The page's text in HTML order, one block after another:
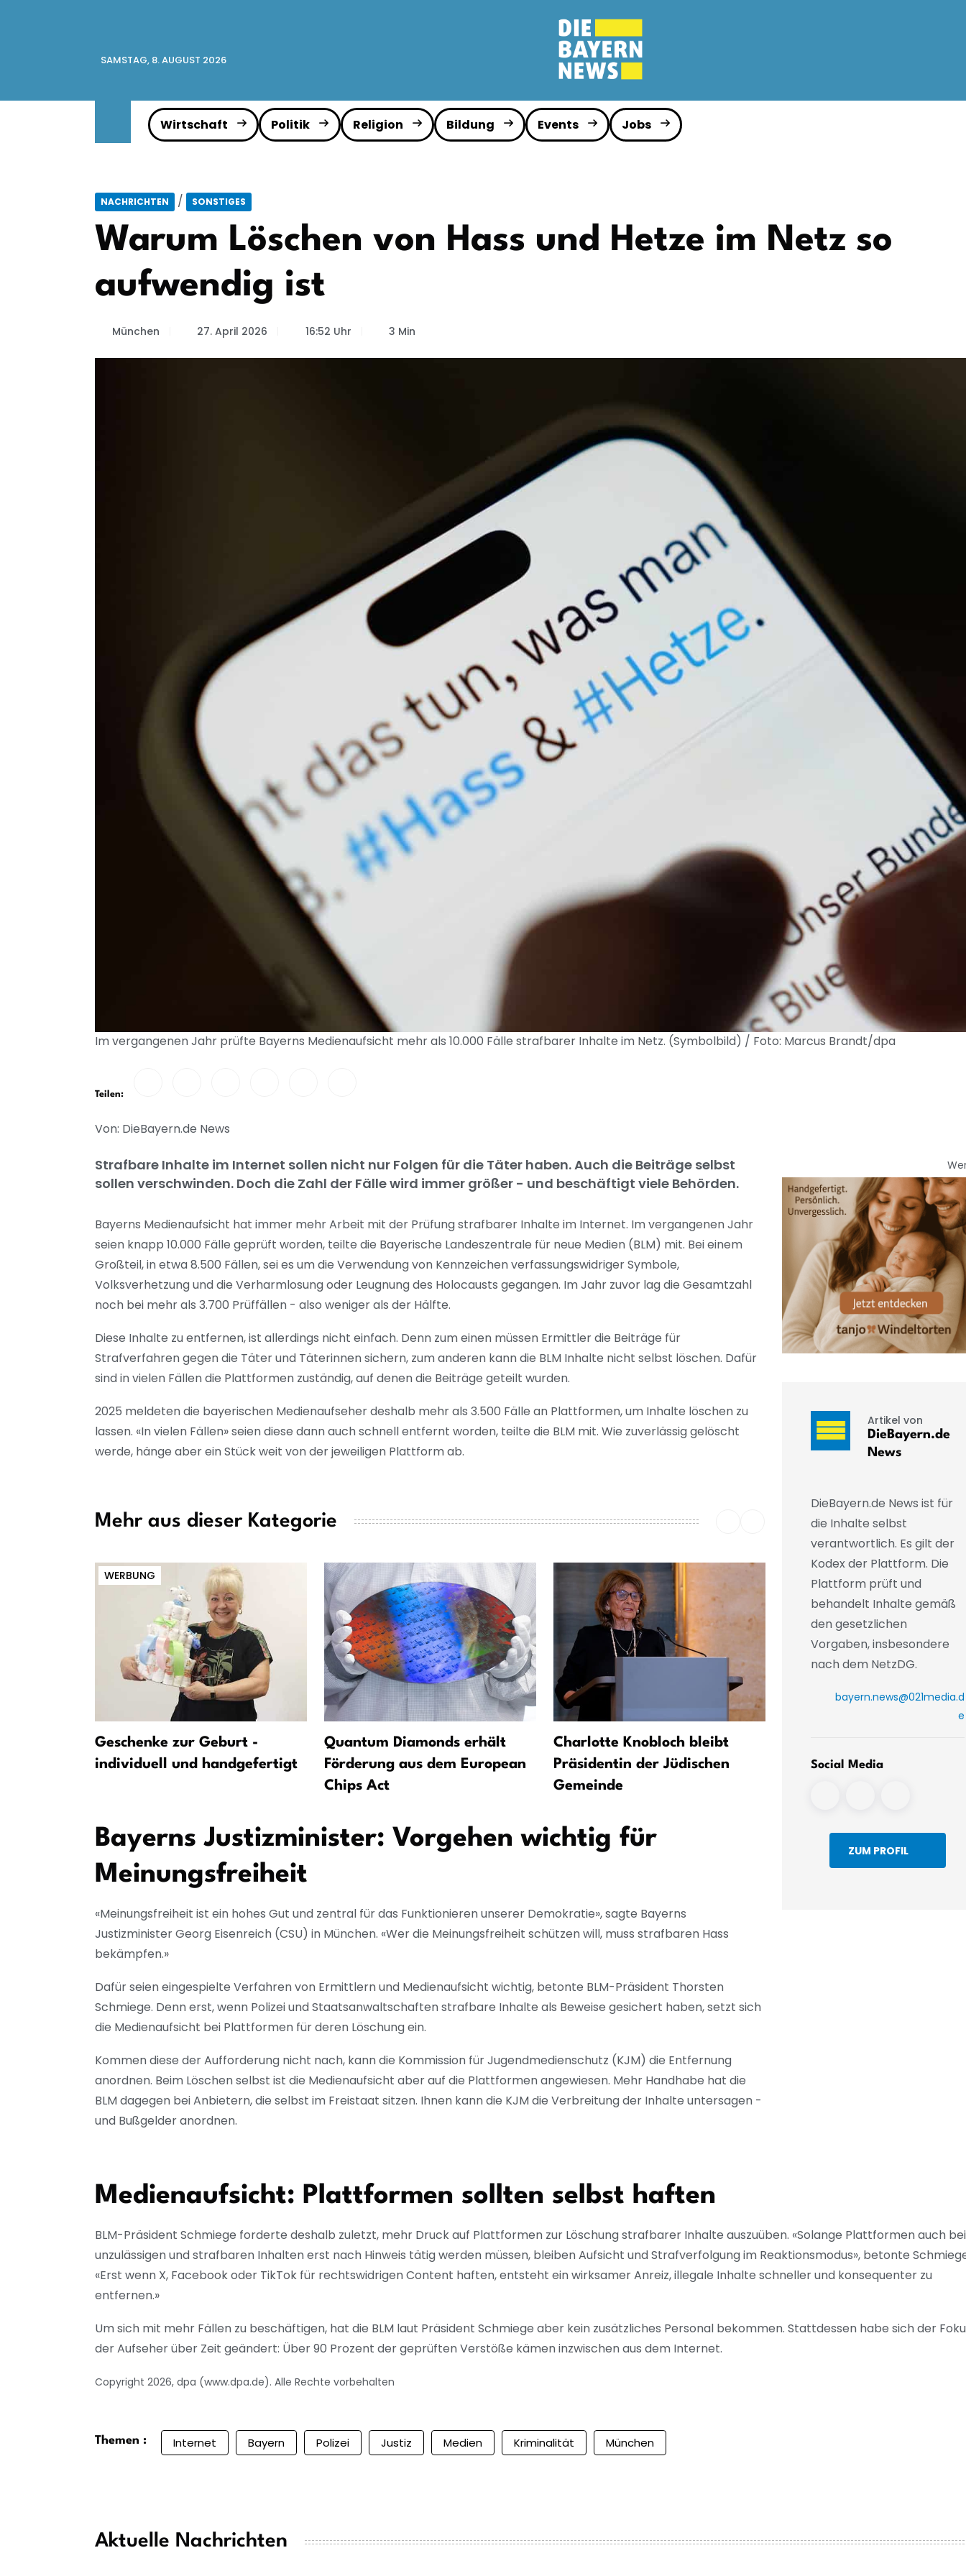
SAMSTAG, 8. AUGUST 2026
Wirtschaft Politik Religion Bildung Events Jobs
NACHRICHTEN / SONSTIGES
Warum Löschen von Hass und Hetze im Netz so
aufwendig ist
München 27. April 2026 16:52 Uhr 3 Min
Im vergangenen Jahr prüfte Bayerns Medienaufsicht mehr als 10.000 Fälle strafbarer Inhalte im Netz. (Symbolbild) / Foto: Marcus Brandt/dpa
Teilen:
Von: DieBayern.de News
Strafbare Inhalte im Internet sollen nicht nur Folgen für die Täter haben. Auch die Beiträge selbst
sollen verschwinden. Doch die Zahl der Fälle wird immer größer - und beschäftigt viele Behörden.
Bayerns Medienaufsicht hat immer mehr Arbeit mit der Prüfung strafbarer Inhalte im Internet. Im vergangenen Jahr
seien knapp 10.000 Fälle geprüft worden, teilte die Bayerische Landeszentrale für neue Medien (BLM) mit. Bei einem
Großteil, in etwa 8.500 Fällen, sei es um die Verwendung von Kennzeichen verfassungswidriger Symbole,
Volksverhetzung und die Verharmlosung oder Leugnung des Holocausts gegangen. Im Jahr zuvor lag die Gesamtzahl
noch bei mehr als 3.700 Prüffällen - also weniger als der Hälfte.
Diese Inhalte zu entfernen, ist allerdings nicht einfach. Denn zum einen müssen Ermittler die Beiträge für
Strafverfahren gegen die Täter und Täterinnen sichern, zum anderen kann die BLM Inhalte nicht selbst löschen. Dafür
sind in vielen Fällen die Plattformen zuständig, auf denen die Beiträge geteilt wurden.
2025 meldeten die bayerischen Medienaufseher deshalb mehr als 3.500 Fälle an Plattformen, um Inhalte löschen zu
lassen. «In vielen Fällen» seien diese dann auch schnell entfernt worden, teilte die BLM mit. Wie zuverlässig gelöscht
werde, hänge aber ein Stück weit von der jeweiligen Plattform ab.
Mehr aus dieser Kategorie
WERBUNG
Geschenke zur Geburt -
individuell und handgefertigt
Quantum Diamonds erhält
Förderung aus dem European
Chips Act
Charlotte Knobloch bleibt
Präsidentin der Jüdischen
Gemeinde
in Bayern 2025 – Zahl
Bayerns Justizminister: Vorgehen wichtig für
Meinungsfreiheit
«Meinungsfreiheit ist ein hohes Gut und zentral für das Funktionieren unserer Demokratie», sagte Bayerns
Justizminister Georg Eisenreich (CSU) in München. «Wer die Meinungsfreiheit schützen will, muss strafbaren Hass
bekämpfen.»
Dafür seien eingespielte Verfahren von Ermittlern und Medienaufsicht wichtig, betonte BLM-Präsident Thorsten
Schmiege. Denn erst, wenn Polizei und Staatsanwaltschaften strafbare Inhalte als Beweise gesichert haben, setzt sich
die Medienaufsicht bei Plattformen für deren Löschung ein.
Kommen diese der Aufforderung nicht nach, kann die Kommission für Jugendmedienschutz (KJM) die Entfernung
anordnen. Beim Löschen selbst ist die Medienaufsicht aber auf die Plattformen angewiesen. Mehr Handhabe hat die
BLM dagegen bei Anbietern, die selbst im Freistaat sitzen. Ihnen kann die KJM die Verbreitung der Inhalte untersagen -
und Bußgelder anordnen.
Artikel von
DieBayern.de
News
DieBayern.de News ist für
die Inhalte selbst
verantwortlich. Es gilt der
Kodex der Plattform. Die
Plattform prüft und
behandelt Inhalte gemäß
den gesetzlichen
Vorgaben, insbesondere
nach dem NetzDG.
bayern.news@021media.d
e
Social Media
ZUM PROFIL
Medienaufsicht: Plattformen sollten selbst haften
BLM-Präsident Schmiege forderte deshalb zuletzt, mehr Druck auf Plattformen zur Löschung strafbarer Inhalte auszuüben. «Solange Plattformen auch bei
unzulässigen und strafbaren Inhalten erst nach Hinweis tätig werden müssen, bleiben Aufsicht und Strafverfolgung im Reaktionsmodus», betonte
«Erst wenn X, Facebook oder TikTok für rechtswidrigen Content haften, entsteht ein wirksamer Anreiz, illegale Inhalte schneller und konsequenter zu
entfernen.»
Um sich mit mehr Fällen zu beschäftigen, hat die BLM laut Präsident Schmiege aber kein zusätzliches Personal bekommen. Stattdessen habe sich der
der Aufseher über Zeit geändert: Über 90 Prozent der geprüften Verstöße kämen inzwischen aus dem Internet.
Copyright 2026, dpa (www.dpa.de). Alle Rechte vorbehalten
Themen : Internet Bayern Polizei Justiz Medien Kriminalität München
Aktuelle Nachrichten